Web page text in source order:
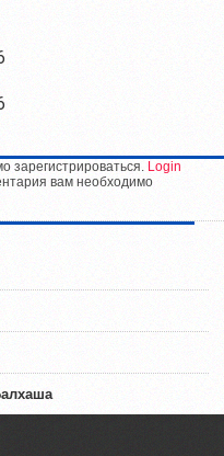
зарегистрироваться. Login
вам необходимо